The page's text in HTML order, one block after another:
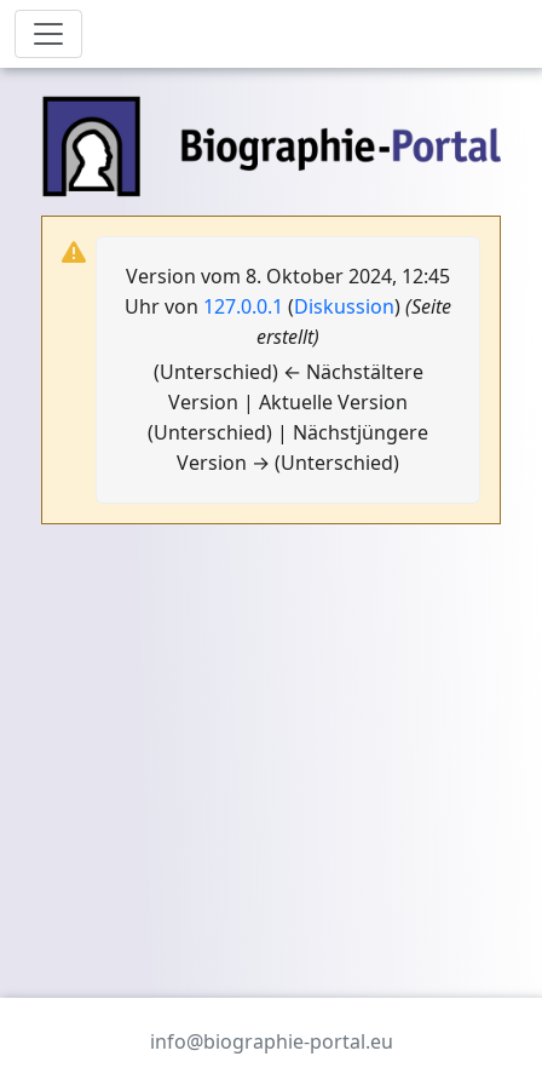
Version vom 8. Oktober 2024, 12:45
Uhr von 127.0.0.1 (Diskussion)(Seite
erstellt)
(Unterschied) ← Nächstältere
Version | Aktuelle Version
(Unterschied) | Nächstjüngere
Version → (Unterschied)
info@biographie-portal.eu